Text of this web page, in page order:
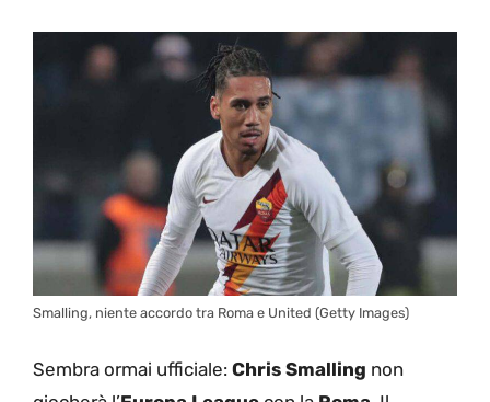
Smalling, niente accordo tra Roma e United (Getty Images)
Sembra ormai ufficiale: Chris Smalling non